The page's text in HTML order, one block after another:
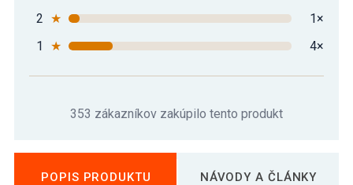
2 ★
1×
1
★ 4×
353 zákazníkov zakúpilo tento produkt
POPIS PRODUKTU NÁVODY A ČLÁNKY